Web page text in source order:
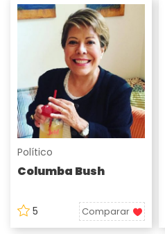
Político
Columba Bush
5 Comparar